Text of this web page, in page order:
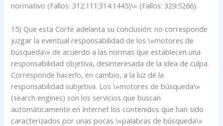
normativo (Fallos: 312:111;314:1445)\» (Fallos: 329:5266).
15) Que esta Corte adelanta su conclusión: no corresponde
juzgar la eventual responsabilidad de los \»motores de
búsqueda\» de acuerdo a las normas que establecen una
responsabilidad objetiva, desinteresada de la idea de culpa.
Corresponde hacerlo, en cambio, a la luz de la
responsabilidad subjetiva. Los \»motores de búsqueda\»
(search engines) son los servicios que buscan
automáticamente en Internet los contenidos que han sido
caracterizados por unas pocas \»palabras de búsqueda\»